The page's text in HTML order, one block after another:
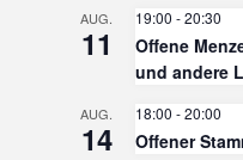
AUG.
11
19:00 -20:30
Offene
und andere
AUG.
14
18:00 -20:00
Offener